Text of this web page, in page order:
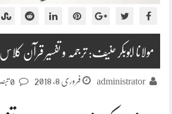
مولانا ابوبکر حنیف: ترجمہ و تفسیر قرآن کلاس 2018-02-08
administrator فروری 8, 2018